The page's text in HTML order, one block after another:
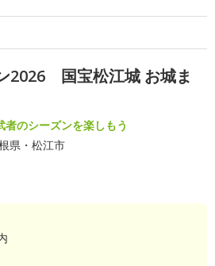
2026 国宝松江城 お城ま
者のシーズンを楽しもう
県・松江市